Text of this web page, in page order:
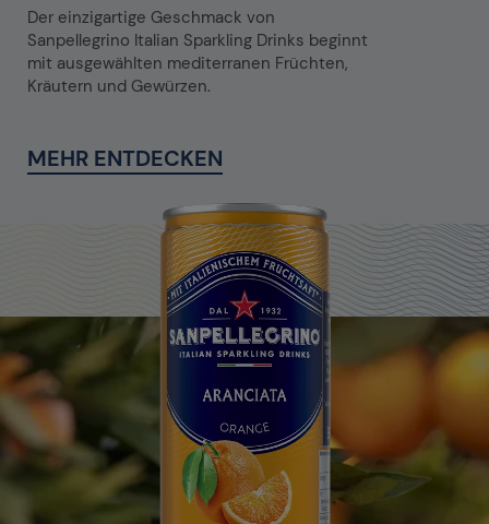
Der einzigartige Geschmack von
Sanpellegrino Italian Sparkling Drinks beginnt
mit ausgewählten mediterranen Früchten,
Kräutern und Gewürzen.
MEHR ENTDECKEN